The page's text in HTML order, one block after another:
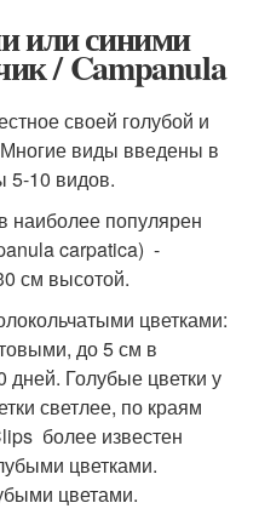
или синими
/ Campanula
своей голубой и
Многие виды введены в
5-10 видов.
наиболее популярен
carpatica) -
см высотой.
цветками:
до 5 см в
дней. Голубые цветки у
светлее, по краям
более известен
цветками.
цветами.